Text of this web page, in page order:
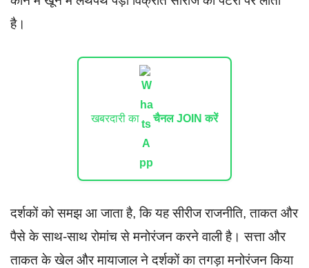
है।
खबरदारी का चैनल JOIN करें
दर्शकों को समझ आ जाता है, कि यह सीरीज राजनीति, ताकत और
पैसे के साथ-साथ रोमांच से मनोरंजन करने वाली है। सत्ता और
ताकत के खेल और मायाजाल ने दर्शकों का तगड़ा मनोरंजन किया